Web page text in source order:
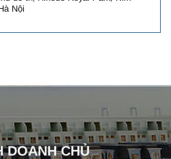
Nội
DOANH CHỦ